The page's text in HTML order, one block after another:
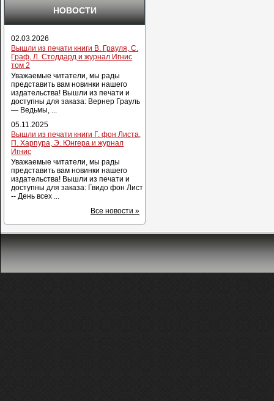
НОВОСТИ
02.03.2026
Вышли из печати книги В. Грауля, С.
Граф, Л. Стоддард и журнал Игнис
том 2
Уважаемые читатели, мы рады
представить вам новинки нашего
издательства! Вышли из печати и
доступны для заказа: Вернер Грауль
— Ведьмы, ...
05.11.2025
Вышли из печати книги Г. фон Листа,
П. Харпура, Э. Юнгера и журнал
Игнис
Уважаемые читатели, мы рады
представить вам новинки нашего
издательства! Вышли из печати и
доступны для заказа: Гвидо фон Лист
-- День всех ...
Все новости »